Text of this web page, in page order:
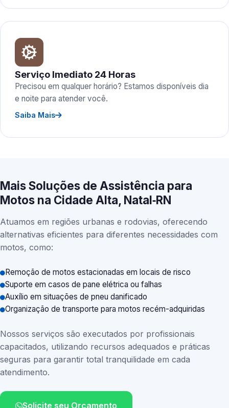
Serviço Imediato 24 Horas
Precisou em qualquer horário? Estamos disponíveis dia
e noite para atender você.
Saiba Mais
Mais Soluções de Assistência para
Motos na Cidade Alta, Natal‑RN
Atuamos em regiões urbanas e rodovias, oferecendo
alternativas eficientes para diferentes necessidades com
motos, como:
Remoção de motos estacionadas em locais de risco
Suporte em casos de pane elétrica ou falhas
Auxílio em situações de pneu danificado
Organização de transporte para motos recém-adquiridas
Nossos serviços são executados por profissionais
capacitados, utilizando recursos adequados e práticas
seguras para garantir total tranquilidade em cada
atendimento.
Solicite seu Orçamento